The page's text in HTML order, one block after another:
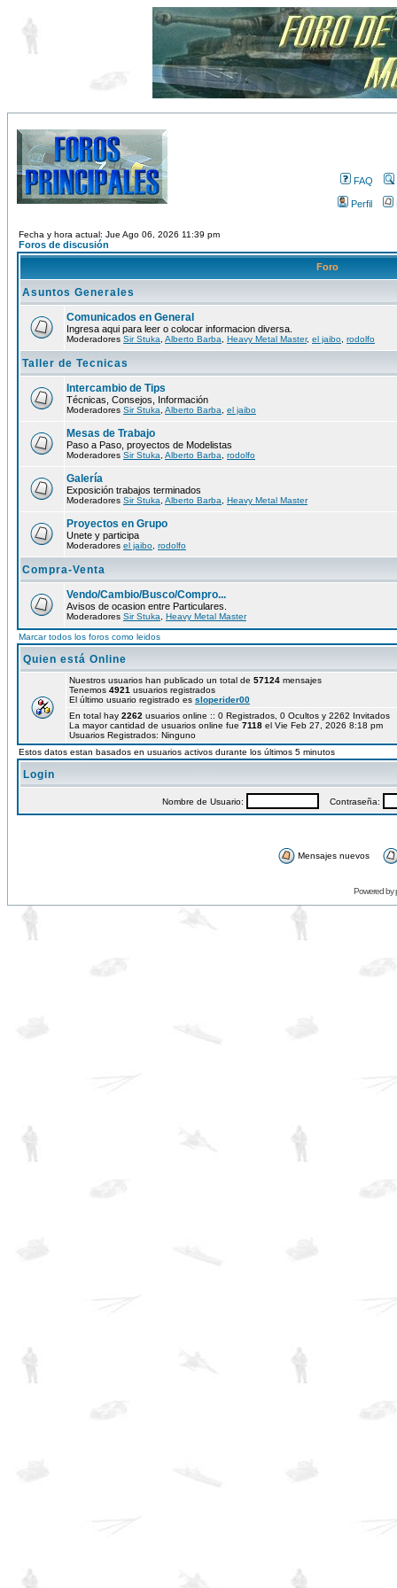
FAQ
Perfil
Fecha y hora actual: Jue Ago 06, 2026 11:39 pm
Foros de discusión
Foro
Asuntos Generales
Comunicados en General
Ingresa aqui para leer o colocar informacion diversa.
Moderadores Sir Stuka Alberto Barba Heavy Metal Master, el jaibo rodolfo
Taller de Tecnicas
Intercambio de Tips
Técnicas, Consejos, Información
Moderadores Sir Stuka Alberto Barba el jaibo
Mesas de Trabajo
Paso a Paso, proyectos de Modelistas
Moderadores Sir Stuka Alberto Barba rodolfo
Galería
Exposición trabajos terminados
Moderadores Sir Stuka Alberto Barba Heavy Metal Master
Proyectos en Grupo
Unete y participa
Moderadores el jaibo rodolfo
Compra-Venta
Vendo/Cambio/Busco/Compro...
Avisos de ocasion entre Particulares.
Moderadores Sir Stuka Heavy Metal Master
Marcar todos los foros como leidos
Quien está Online
Nuestros usuarios han publicado un total de 57124 mensajes
Tenemos 4921 usuarios registrados
El último usuario registrado es sloperider00
En total hay 2262 usuarios online :: 0 Registrados, 0 Ocultos y 2262
La mayor cantidad de usuarios online fue 7118 el Vie Feb 27, 2026 8:18 pm
Usuarios Registrados: Ninguno
Estos datos estan basados en usuarios activos durante los últimos 5 minutos
Login
Nombre de Usuario: Contraseña:
Mensajes nuevos
Powered by